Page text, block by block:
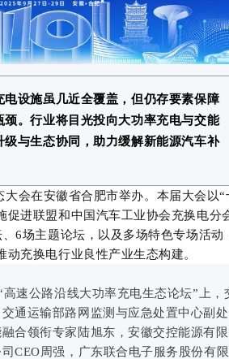
电设施虽几近全覆盖，但仍存要素保障
颈。行业将目光投向大功率充电与交能
级与生态协同，助力缓解新能源汽车补
会在安徽省合肥市举办。本届大会以“
促进联盟和中国汽车工业协会充换电分
6场主题论坛，以及多场特色专场活动
充换电行业良性产业生态构建。
速公路沿线大功率充电生态论坛”上，
通运输部路网监测与应急处置中心副
合领衔专家陆旭东，安徽交控能源有
CEO周强，广东联合电子服务股份有